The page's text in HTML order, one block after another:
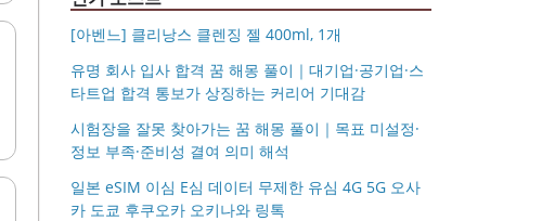
[아벤느] 클리낭스 클렌징 젤 400ml, 1개
유명 회사 입사 합격 꿈 해몽 풀이｜대기업·공기업·스
타트업 합격 통보가 상징하는 커리어 기대감
시험장을 잘못 찾아가는 꿈 해몽 풀이｜목표 미설정·
정보 부족·준비성 결여 의미 해석
일본 eSIM 이심 E심 데이터 무제한 유심 4G 5G 오사
카 도쿄 후쿠오카 오키나와 링톡